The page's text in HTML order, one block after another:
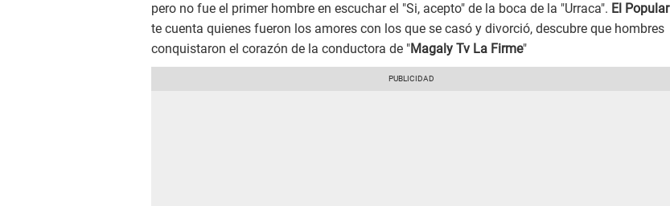
pero no fue el primer hombre en escuchar el "Si, acepto" de la boca de la "Urraca". El Popular
te cuenta quienes fueron los amores con los que se casó y divorció, descubre que hombres
conquistaron el corazón de la conductora de "Magaly Tv La Firme"